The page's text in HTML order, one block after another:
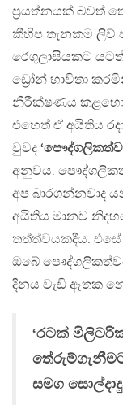
ප්‍රයත්නයක් බවත්
කීහිප තැනකම ලිව්
රෙගුලාසියකට
ඩ්‍රෝන් භාවිතා
නිරීක්ෂණය
එහෙත් ඒ අයිතිය
වුවද
අනුවය.
අප බාරගන්නවාද
අයිතිය මානව
තත්ත්වයකදීය. එසේ
ඔබේ
දිනය වැඩි ඈතක
‘රටක්
සමග